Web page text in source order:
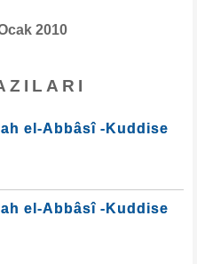
2010
el-Abbâsî -Kuddise
el-Abbâsî -Kuddise